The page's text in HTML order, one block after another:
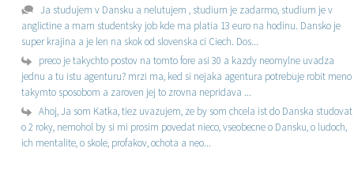
Ja studujem v Dansku a nelutujem , studium je zadarmo, studium je v
anglictine a mam studentsky job kde ma platia 13 euro na hodinu. Dansko je
super krajina a je len na skok od slovenska ci Ciech. Dos...
preco je takychto postov na tomto fore asi 30 a kazdy neomylne uvadza
jednu a tu istu agenturu? mrzi ma, ked si nejaka agentura potrebuje robit meno
takymto sposobom a zaroven jej to zrovna nepridava ...
Ahoj, Ja som Katka, tiez uvazujem, ze by som chcela ist do Danska studovat
o 2 roky, nemohol by si mi prosim povedat nieco, vseobecne o Dansku, o ludoch,
ich mentalite, o skole, profakov, ochota a neo...